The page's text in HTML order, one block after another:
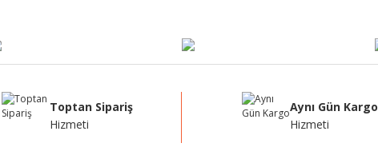
Toptan Sipariş
Hizmeti
Aynı Gün Kargo
Hizmeti